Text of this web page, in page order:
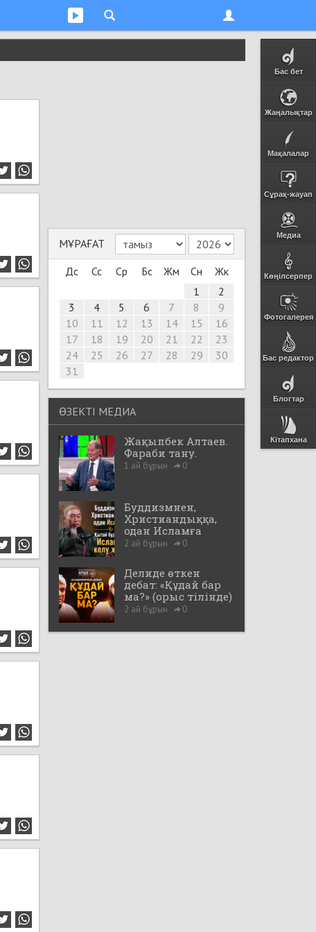
Бас бет
Жаңалықтар
Мақалалар
Сұрақ-жауап
Медиа
Көңілсерпер
Фотогалерея
Бас редактор
Блогтар
Кітапхана
МҰРАҒАТ
Дс
Сс Ср Бс Жм Сн
Жк
1
2
3
4 5 6 7 8
9
10
11 12 13 14 15
16
17
18 19 20 21 22
23
24
25 26 27 28 29
30
31
ӨЗЕКТІ МЕДИА
Жақыпбек Алтаев.
Фараби тану.
1 ай бұрын 0
Буддизмнен,
Христиандыққа,
одан Исламға
2 ай бұрын 0
Делиде өткен
дебат: «Құдай бар
ма?» (орыс тілінде)
2 ай бұрын 0